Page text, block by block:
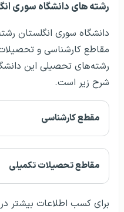
رشته های دانشگاه سوری
دانشگاه سوری انگلستان
مقاطع کارشناسی و
رشته‌های تحصیلی این
شرح زیر است.
مقطع کارشناسی
مقاطع تحصیلات تکمیلی
برای کسب اطلاعات بیشتر